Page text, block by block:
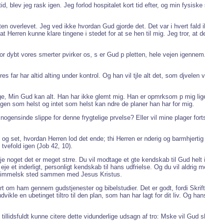
blev jeg rask igen. Jeg forlod hospitalet kort tid efter, og min
overlevet. Jeg ved ikke hvordan Gud gjorde det. Det var i hvert fald
kunne klare tingene i stedet for at se hen til mig. Jeg tror, at
dybt vores smerter pvirker os, s er Gud p pletten, hele vejen
far har altid alting under kontrol. Og han vil tjle alt det, som djvelen
Gud kan alt. Han har ikke glemt mig. Han er opmrksom p mig
som helst og intet som helst kan ndre de planer han har for mig.
slippe for denne frygtelige prvelse? Eller vil mine plager
set, hvordan Herren lod det ende; thi Herren er nderig og
igen (Job 42, 10).
det er meget strre. Du vil modtage et gte kendskab til Gud
et inderligt, personligt kendskab til hans udfrielse. Og du vil aldrig
sted sammen med Jesus Kristus.
ham gennem gudstjenester og bibelstudier. Det er godt, fordi
en ubetinget tiltro til den plan, som han har lagt for dit liv. Og
kunne citere dette vidunderlige udsagn af tro: Mske vil Gud